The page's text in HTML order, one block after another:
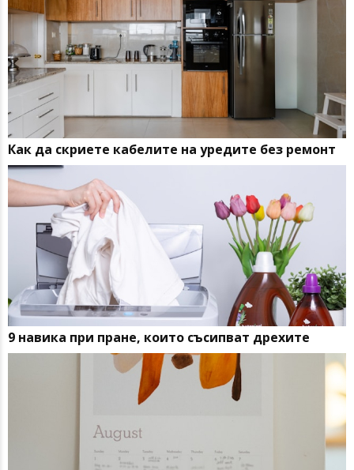
Как да скриете кабелите на уредите без ремонт
9 навика при пране, които съсипват дрехите